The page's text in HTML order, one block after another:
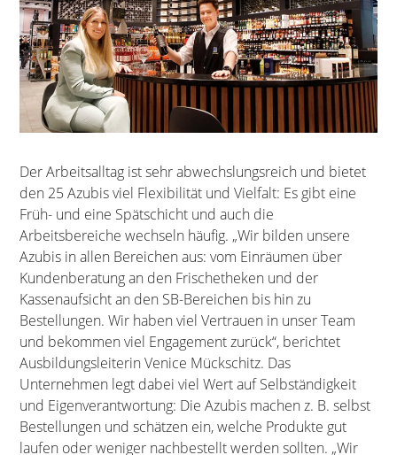
Der Arbeitsalltag ist sehr abwechslungsreich und bietet
den 25 Azubis viel Flexibilität und Vielfalt: Es gibt eine
Früh- und eine Spätschicht und auch die
Arbeitsbereiche wechseln häufig. „Wir bilden unsere
Azubis in allen Bereichen aus: vom Einräumen über
Kundenberatung an den Frischetheken und der
Kassenaufsicht an den SB-Bereichen bis hin zu
Bestellungen. Wir haben viel Vertrauen in unser Team
und bekommen viel Engagement zurück“, berichtet
Ausbildungsleiterin Venice Mückschitz. Das
Unternehmen legt dabei viel Wert auf Selbständigkeit
und Eigenverantwortung: Die Azubis machen z. B. selbst
Bestellungen und schätzen ein, welche Produkte gut
laufen oder weniger nachbestellt werden sollten. „Wir